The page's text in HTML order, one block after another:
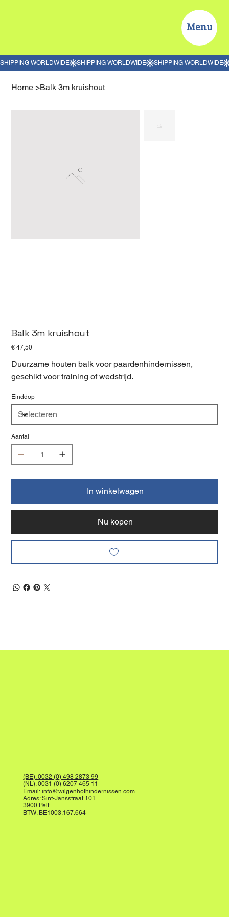
Menu
Home >Balk 3m kruishout
Balk 3m kruishout
Prijs
€ 47,50
Duurzame houten balk voor paardenhindernissen,
geschikt voor training of wedstrijd.
Einddop
Aantal
In winkelwagen
Nu kopen
(BE): 0032 (0) 498 2873 99
(NL): 0031 (0) 6207 465 11
Email:info@wilgenhofhindernissen.com
Adres: Sint-Jansstraat 101
3900 Pelt
BTW: BE1003.167.664